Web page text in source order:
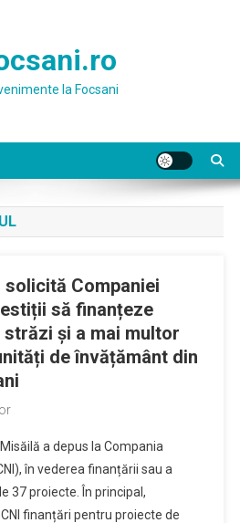
la Focsani
Companiei
să finanțeze
și a mai multor
de învățământ din
a depus la Compania
în vederea finanțării sau a
37 proiecte. În principal,
finanțări pentru proiecte de